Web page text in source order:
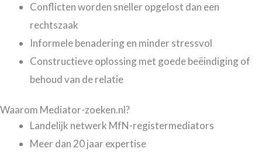
Conflicten worden sneller opgelost dan een
rechtszaak
Informele benadering en minder stressvol
Constructieve oplossing met goede beëindiging of
behoud van de relatie
Waarom Mediator-zoeken.nl?
Landelijk netwerk MfN-registermediators
Meer dan 20 jaar expertise